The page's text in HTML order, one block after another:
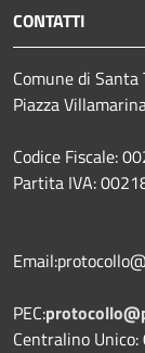
CONTATTI
Comune di Santa
Piazza
Codice Fiscale:
Partita IVA:
PEC:
Centralino